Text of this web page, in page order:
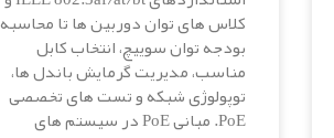
کلاس های توان دوربین ها تا محاسبه
بودجه توان سوییچ، انتخاب کابل
مناسب، مدیریت گرمایش باندل ها،
توپولوژی شبکه و تست های تخصصی
PoE. مبانی PoE در سیستم های